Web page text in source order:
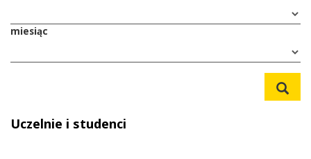
miesiąc
Uczelnie i studenci